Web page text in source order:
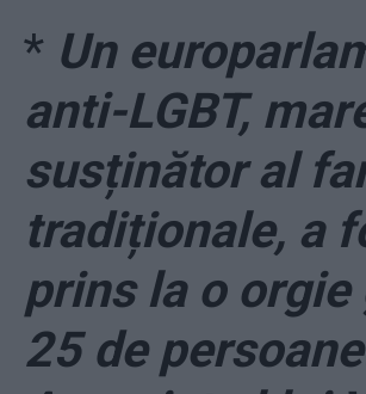
* Un
anti-LGBT,
susținător al
tradiționale, a
prins la o orgie
25 de